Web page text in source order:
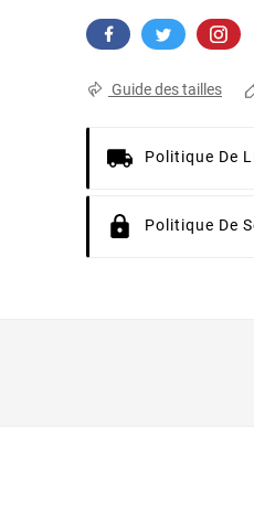
Guide des tailles
Politique De
Politique De